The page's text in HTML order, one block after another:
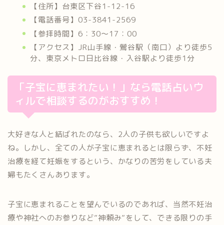
【住所】台東区下谷1-12-16
【電話番号】03-3841-2569
【参拝時間】6：30～17：00
【アクセス】JR山手線・鶯谷駅（南口）より徒歩5
分、東京メトロ日比谷線・入谷駅より徒歩1分
「子宝に恵まれたい！」なら電話占いウ
ィルで相談するのがおすすめ！
大好きな人と結ばれたのなら、2人の子供も欲しいですよ
ね。しかし、全ての人が子宝に恵まれるとは限らず、不妊
治療を経て妊娠をするという、かなりの苦労をしている夫
婦もたくさんあります。
子宝に恵まれることを望んでいるのであれば、当然不妊治
療や神社へのお参りなど”神頼み”をして、できる限りの手